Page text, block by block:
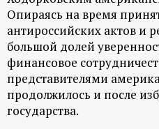
Опираясь на время
антироссийских актов и
большой долей
финансовое
представителями
продолжилось и после
государства.